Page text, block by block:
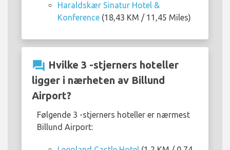
Haraldskær Sinatur Hotel &
Konference (18,43 KM / 11,45 Miles)
question_answer Hvilke 3 -stjerners hoteller
ligger i nærheten av Billund
Airport?
Følgende 3 -stjerners hoteller er nærmest
Billund Airport: